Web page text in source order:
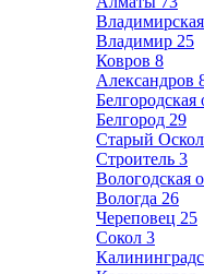
Владимир 25
Ковров 8
Александров
Белгородская
Белгород 29
Старый Оскол
Строитель 3
Вологодская
Вологда 26
Череповец 25
Сокол 3